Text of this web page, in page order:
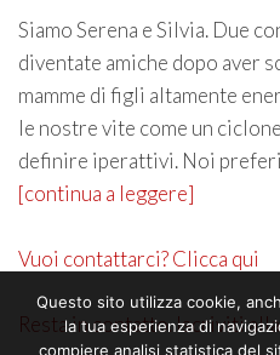
Siamo Serena e Silvia. Due
diventate amiche dopo aver
mamme di figli altamente
le nostre vite come un
definire iperattivi. Noi
[continua a leggere]
Vuoi contattarci? Clicca qui
Resta in contatto. Iscriviti
Questo sito utilizza cookie,
la tua esperienza di
compiere analisi statistica del